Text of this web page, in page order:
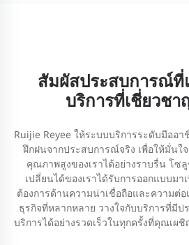
สัมผัสประสบการณ์ที่
บริการที่เชี่ยวชา
Ruijie Reyee ให้ระบบบริการระดับมืออ
ฝึกฝนจากประสบการณ์จริง เพื่อให้มั่นใ
คุณภาพสูงของเราได้อย่างราบรื่น โ
เปลี่ยนได้ของเราได้รับการออกแบบม
ต้องการด้านความน่าเชื่อถือและความต่
ธุรกิจที่หลากหลาย วางใจกับบริการที่มีป
บริการได้อย่างรวดเร็วในทุกครั้งที่คุณเผ